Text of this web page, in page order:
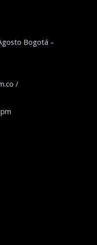
Bogotá –
/